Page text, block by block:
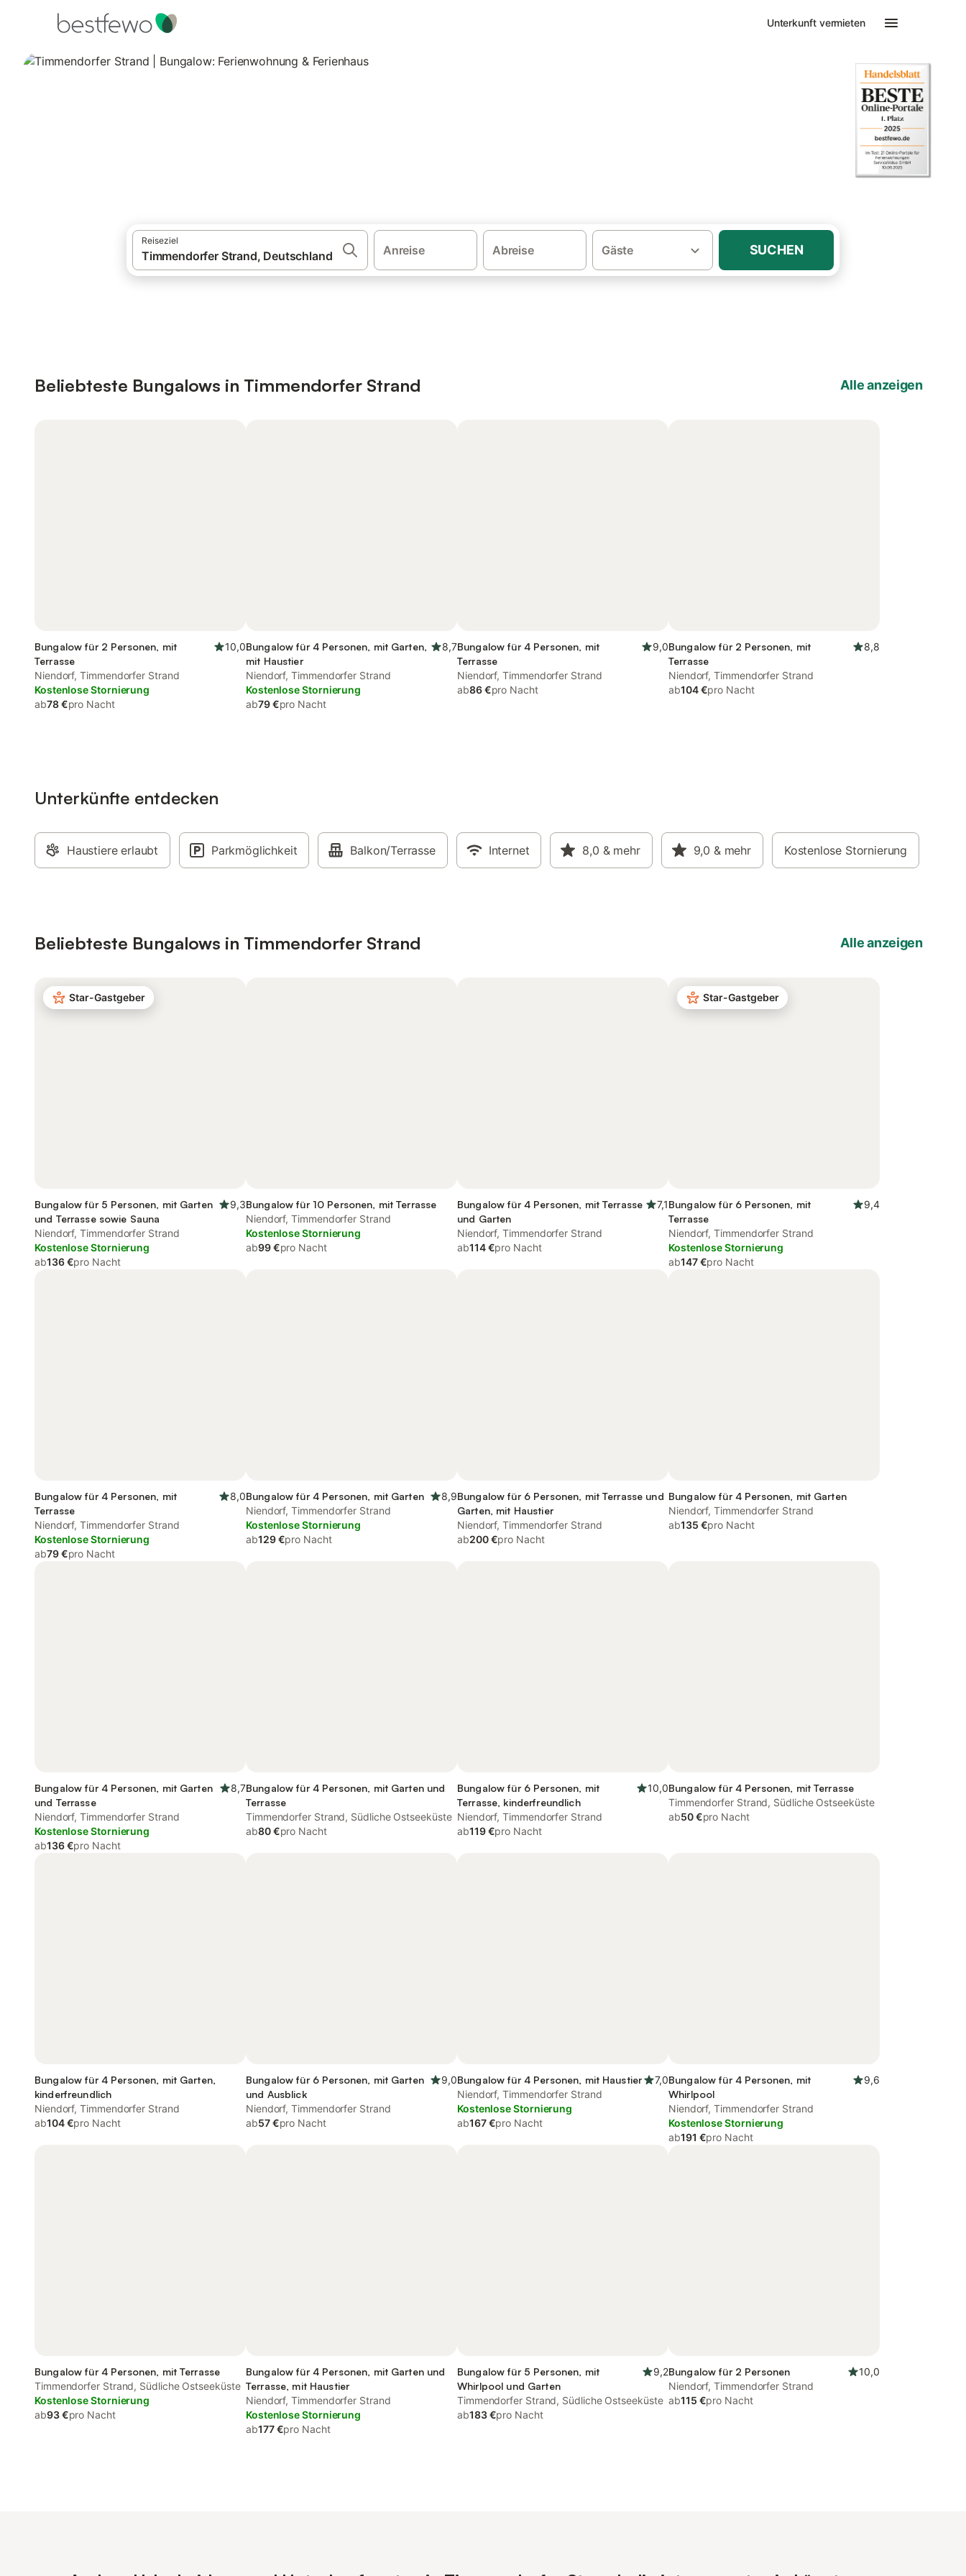
Unterkunft vermieten
Reiseziel
Anreise Abreise Gäste SUCHEN
Beliebteste Bungalows in Timmendorfer Strand Alle anzeigen
Bungalow für 2 Personen, mit
Terrasse
10,0
Niendorf, Timmendorfer Strand
Kostenlose Stornierung
ab78 €pro Nacht
Bungalow für 4 Personen, mit Garten,
mit Haustier
8,7
Niendorf, Timmendorfer Strand
Kostenlose Stornierung
ab79 €pro Nacht
Bungalow für 4 Personen, mit
Terrasse
9,0
Niendorf, Timmendorfer Strand
ab86 €pro Nacht
Bungalow für 2 Personen, mit
Terrasse
8,8
Niendorf, Timmendorfer Strand
ab104 €pro Nacht
Unterkünfte entdecken
Haustiere erlaubt Parkmöglichkeit Balkon/Terrasse Internet 8,0 & mehr 9,0 & mehr Kostenlose Stornierung
Beliebteste Bungalows in Timmendorfer Strand Alle anzeigen
Star-Gastgeber
Bungalow für 5 Personen, mit Garten
und Terrasse sowie Sauna
9,3
Niendorf, Timmendorfer Strand
Kostenlose Stornierung
ab136 €pro Nacht
Bungalow für 10 Personen, mit Terrasse
Niendorf, Timmendorfer Strand
Kostenlose Stornierung
ab99 €pro Nacht
Bungalow für 4 Personen, mit Terrasse
und Garten
7,1
Niendorf, Timmendorfer Strand
ab114 €pro Nacht
Star-Gastgeber
Bungalow für 6 Personen, mit
Terrasse
9,4
Niendorf, Timmendorfer Strand
Kostenlose Stornierung
ab147 €pro Nacht
Bungalow für 4 Personen, mit
Terrasse
8,0
Niendorf, Timmendorfer Strand
Kostenlose Stornierung
ab79 €pro Nacht
Bungalow für 4 Personen, mit Garten
8,9
Niendorf, Timmendorfer Strand
Kostenlose Stornierung
ab129 €pro Nacht
Bungalow für 6 Personen, mit Terrasse und
Garten, mit Haustier
Niendorf, Timmendorfer Strand
ab200 €pro Nacht
Bungalow für 4 Personen, mit Garten
Niendorf, Timmendorfer Strand
ab135 €pro Nacht
Bungalow für 4 Personen, mit Garten
und Terrasse
8,7
Niendorf, Timmendorfer Strand
Kostenlose Stornierung
ab136 €pro Nacht
Bungalow für 4 Personen, mit Garten und
Terrasse
Timmendorfer Strand, Südliche Ostseeküste
ab80 €pro Nacht
Bungalow für 6 Personen, mit
Terrasse, kinderfreundlich
10,0
Niendorf, Timmendorfer Strand
ab119 €pro Nacht
Bungalow für 4 Personen, mit Terrasse
Timmendorfer Strand, Südliche Ostseeküste
ab50 €pro Nacht
Bungalow für 4 Personen, mit Garten,
kinderfreundlich
Niendorf, Timmendorfer Strand
ab104 €pro Nacht
Bungalow für 6 Personen, mit Garten
und Ausblick
9,0
Niendorf, Timmendorfer Strand
ab57 €pro Nacht
Bungalow für 4 Personen, mit Haustier
7,0
Niendorf, Timmendorfer Strand
Kostenlose Stornierung
ab167 €pro Nacht
Bungalow für 4 Personen, mit
Whirlpool
9,6
Niendorf, Timmendorfer Strand
Kostenlose Stornierung
ab191 €pro Nacht
Bungalow für 4 Personen, mit Terrasse
Timmendorfer Strand, Südliche Ostseeküste
Kostenlose Stornierung
ab93 €pro Nacht
Bungalow für 4 Personen, mit Garten und
Terrasse, mit Haustier
Niendorf, Timmendorfer Strand
Kostenlose Stornierung
ab177 €pro Nacht
Bungalow für 5 Personen, mit
Whirlpool und Garten
9,2
Timmendorfer Strand, Südliche Ostseeküste
ab183 €pro Nacht
Bungalow für 2 Personen
10,0
Niendorf, Timmendorfer Strand
ab115 €pro Nacht